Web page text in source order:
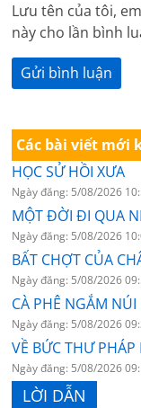
Lưu tên của tôi,
này cho lần bình
Các bài viết mới
HỌC SỬ HỒI XƯA
Ngày đăng: 5/08/2026
MỘT ĐỜI ĐI QUA
Ngày đăng: 5/08/2026
BẤT CHỢT CỦA
Ngày đăng: 5/08/2026
CÀ PHÊ NGẮM NÚI
Ngày đăng: 5/08/2026
VỀ BỨC THƯ
Ngày đăng: 5/08/2026
LỜI DẪN